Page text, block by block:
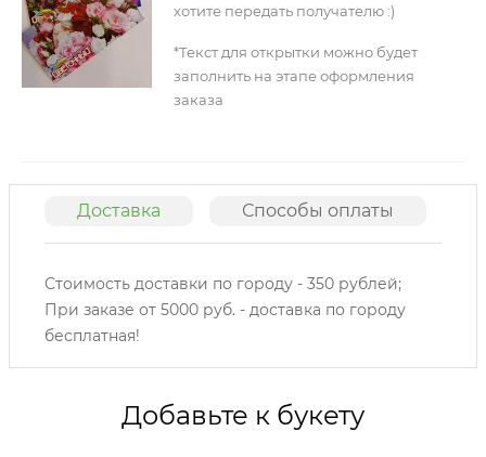
хотите передать получателю :)
*Текст для открытки можно будет
заполнить на этапе оформления
заказа
Доставка Способы оплаты
Стоимость доставки по городу - 350 рублей;
При заказе от 5000 руб. - доставка по городу
бесплатная!
Добавьте к букету